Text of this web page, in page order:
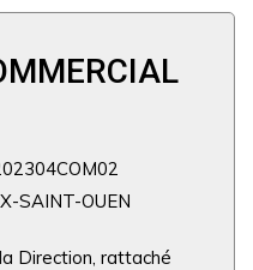
SAINT-OUEN
Direction, rattaché